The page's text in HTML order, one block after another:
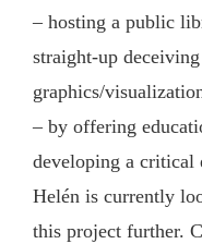
– hosting a public
straight-up
graphics/
– by offering
developing a critical
Helén is currently
this project further.